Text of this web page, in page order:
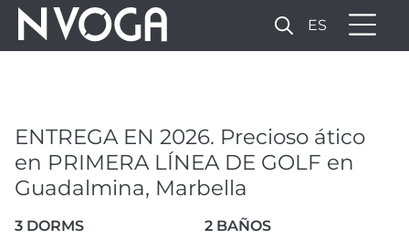
ES
EN GUADALMINA,
MARBELLA
1.490.000 €
ENTREGA EN 2026. Precioso ático
en PRIMERA LÍNEA DE GOLF en
Guadalmina, Marbella
3 DORMS
2 BAÑOS